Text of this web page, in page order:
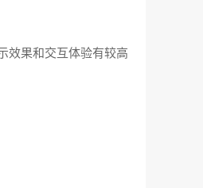
效果和交互体验有较高